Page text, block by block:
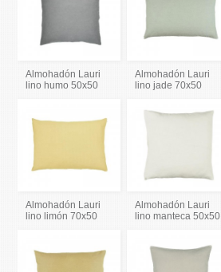
Almohadón Lauri
lino humo 50x50
Almohadón Lauri
lino jade 70x50
Almohadón Lauri
lino limón 70x50
Almohadón Lauri
lino manteca 50x50